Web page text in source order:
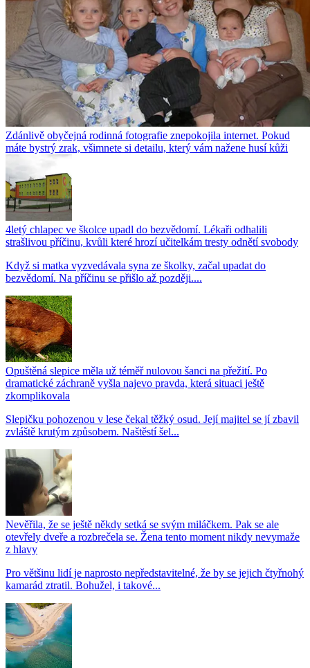
Zdánlivě obyčejná rodinná fotografie znepokojila internet. Pokud
máte bystrý zrak, všimnete si detailu, který vám nažene husí kůži
4letý chlapec ve školce upadl do bezvědomí. Lékaři odhalili
strašlivou příčinu, kvůli které hrozí učitelkám tresty odnětí svobody
Když si matka vyzvedávala syna ze školky, začal upadat do
bezvědomí. Na příčinu se přišlo až později....
Opuštěná slepice měla už téměř nulovou šanci na přežití. Po
dramatické záchraně vyšla najevo pravda, která situaci ještě
zkomplikovala
Slepičku pohozenou v lese čekal těžký osud. Její majitel se jí zbavil
zvláště krutým způsobem. Naštěstí šel...
Nevěřila, že se ještě někdy setká se svým miláčkem. Pak se ale
otevřely dveře a rozbrečela se. Žena tento moment nikdy nevymaže
z hlavy
Pro většinu lidí je naprosto nepředstavitelné, že by se jejich čtyřnohý
kamarád ztratil. Bohužel, i takové...